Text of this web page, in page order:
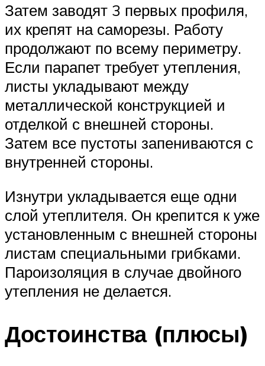
Затем заводят 3 первых профиля,
их крепят на саморезы. Работу
продолжают по всему периметру.
Если парапет требует утепления,
листы укладывают между
металлической конструкцией и
отделкой с внешней стороны.
Затем все пустоты запениваются с
внутренней стороны.
Изнутри укладывается еще одни
слой утеплителя. Он крепится к уже
установленным с внешней стороны
листам специальными грибками.
Пароизоляция в случае двойного
утепления не делается.
Достоинства (плюсы)